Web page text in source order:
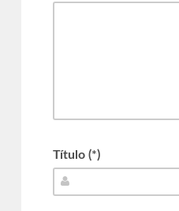
Título (*)